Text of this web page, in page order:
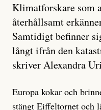
Klimatforskare som
återhållsamt
Samtidigt befinner
långt ifrån den
skriver Alexandra
Europa kokar och
stängt Eiffeltornet och